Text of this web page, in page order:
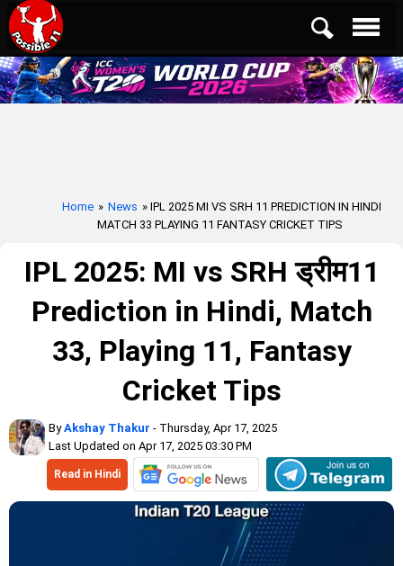
Home » News » IPL 2025 MI VS SRH 11 PREDICTION IN HINDI
MATCH 33 PLAYING 11 FANTASY CRICKET TIPS
IPL 2025: MI vs SRH ड्रीम11
Prediction in Hindi, Match
33, Playing 11, Fantasy
Cricket Tips
ByAkshay Thakur - Thursday, Apr 17, 2025
Last Updated on Apr 17, 2025 03:30 PM
Read in Hindi